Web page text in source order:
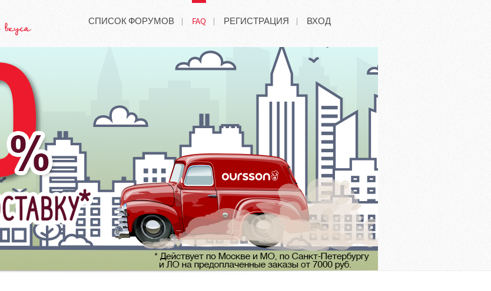
СПИСОК ФОРУМОВ FAQ РЕГИСТРАЦИЯ ВХОД